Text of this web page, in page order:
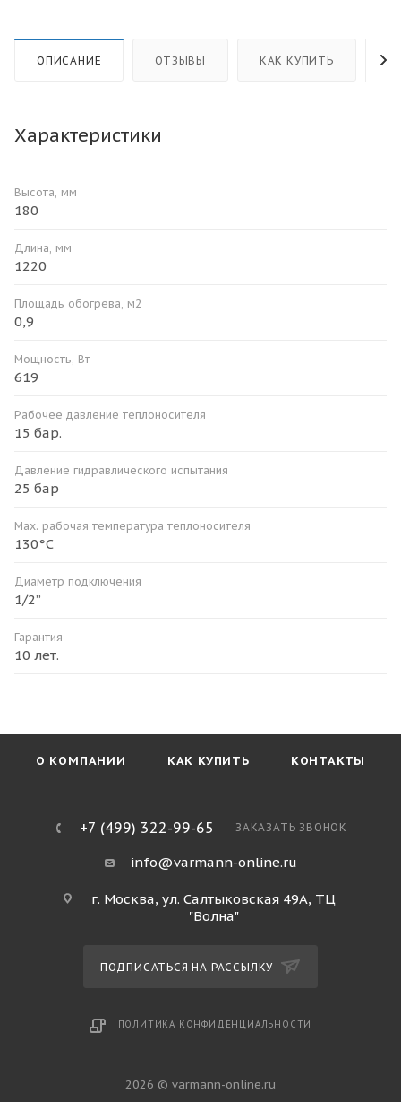
ОПИСАНИЕ ОТЗЫВЫ КАК КУПИТЬ
Характеристики
Высота, мм
180
Длина, мм
1220
Площадь обогрева, м2
0,9
Мощность, Вт
619
Рабочее давление теплоносителя
15 бар.
Давление гидравлического испытания
25 бар
Мax. рабочая температура теплоносителя
130°С
Диаметр подключения
1/2”
Гарантия
10 лет.
О КОМПАНИИ КАК КУПИТЬ КОНТАКТЫ
+7 (499) 322-99-65 ЗАКАЗАТЬ ЗВОНОК
info@varmann-online.ru
г. Москва, ул. Салтыковская 49А, ТЦ
"Волна"
ПОДПИСАТЬСЯ НА РАССЫЛКУ
ПОЛИТИКА КОНФИДЕНЦИАЛЬНОСТИ
2026 © varmann-online.ru